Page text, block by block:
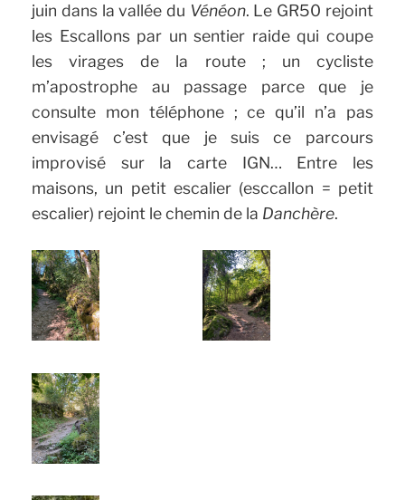
juin dans la vallée du Vénéon. Le GR50 rejoint
les Escallons par un sentier raide qui coupe
les virages de la route ; un cycliste
m’apostrophe au passage parce que je
consulte mon téléphone ; ce qu’il n’a pas
envisagé c’est que je suis ce parcours
improvisé sur la carte IGN… Entre les
maisons, un petit escalier (esccallon = petit
escalier) rejoint le chemin de la Danchère.